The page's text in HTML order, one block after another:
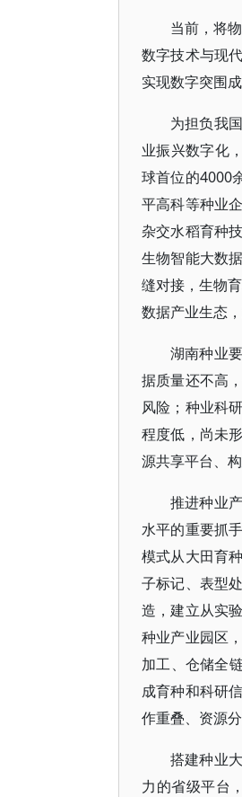
当前，将
数字技术与现
实现数字突围
为担负我
业振兴数字化
球首位的4000
平高科等种业
杂交水稻育种
生物智能大数
缝对接，生物
数据产业生态
湖南种业
据质量还不高
风险；种业科
程度低，尚未
源共享平台、
推进种业
水平的重要抓
模式从大田育
子标记、表型
造，建立从实
种业产业园区
加工、仓储全
成育种和科研
作重叠、资源
搭建种业
力的省级平台